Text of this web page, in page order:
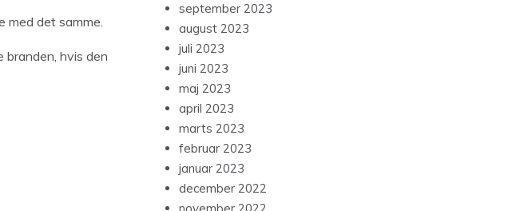
med det samme.
hvis den
september 2023
august 2023
juli 2023
juni 2023
maj 2023
april 2023
marts 2023
februar 2023
januar 2023
december 2022